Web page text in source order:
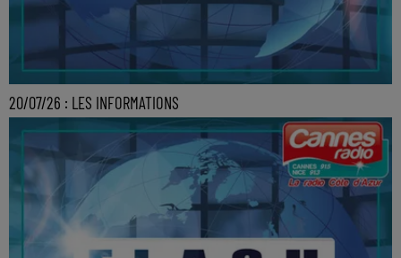
20/07/26 : LES INFORMATIONS